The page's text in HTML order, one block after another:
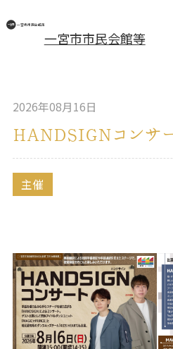
一宮市市民会館等
HANDSIGNコンサ
2026年08月16日
主催